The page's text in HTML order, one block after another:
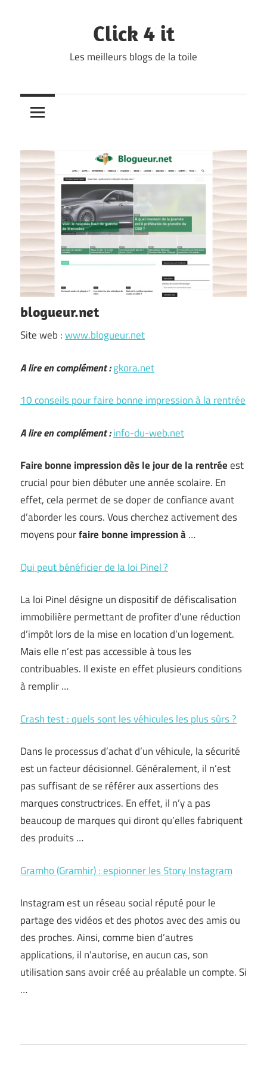
Click 4 it
Les meilleurs blogs de la toile
blogueur.net
Site web :www.blogueur.net
A lire en complément :gkora.net
10 conseils pour faire bonne impression à la rentrée
A lire en complément :info-du-web.net
Faire bonne impression dès le jour de la rentréeest
crucial pour bien débuter une année scolaire. En
effet, cela permet de se doper de confiance avant
d’aborder les cours. Vous cherchez activement des
moyens pourfaire bonne impression à …
Qui peut bénéficier de la loi Pinel ?
La loi Pinel désigne un dispositif de défiscalisation
immobilière permettant de profiter d’une réduction
d’impôt lors de la mise en location d’un logement.
Mais elle n’est pas accessible à tous les
contribuables. Il existe en effet plusieurs conditions
à remplir …
Crash test : quels sont les véhicules les plus sûrs ?
Dans le processus d’achat d’un véhicule, la sécurité
est un facteur décisionnel. Généralement, il n’est
pas suffisant de se référer aux assertions des
marques constructrices. En effet, il n’y a pas
beaucoup de marques qui diront qu’elles fabriquent
des produits …
Gramho (Gramhir) : espionner les Story Instagram
Instagram est un réseau social réputé pour le
partage des vidéos et des photos avec des amis ou
des proches. Ainsi, comme bien d’autres
applications, il n’autorise, en aucun cas, son
utilisation sans avoir créé au préalable un compte. Si
…